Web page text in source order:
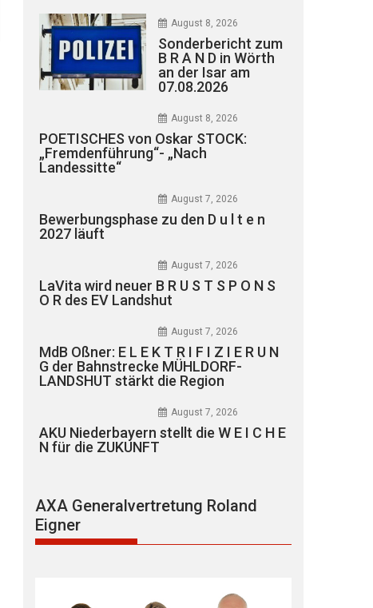
August 8, 2026
Sonderbericht zum
B R A N D in Wörth
an der Isar am
07.08.2026
August 8, 2026
POETISCHES von Oskar STOCK:
„Fremdenführung“- „Nach
Landessitte“
August 7, 2026
Bewerbungsphase zu den D u l t e n
2027 läuft
August 7, 2026
LaVita wird neuer B R U S T S P O N S
O R des EV Landshut
August 7, 2026
MdB Oßner: E L E K T R I F I Z I E R U N
G der Bahnstrecke MÜHLDORF-
LANDSHUT stärkt die Region
August 7, 2026
AKU Niederbayern stellt die W E I C H E
N für die ZUKUNFT
AXA Generalvertretung Roland
Eigner